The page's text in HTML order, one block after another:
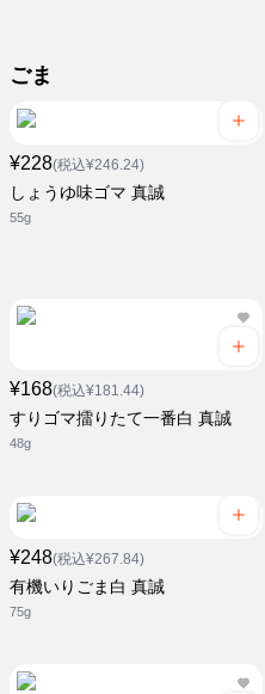
ごま
¥228(税込¥246.24)
しょうゆ味ゴマ 真誠
55g
¥168(税込¥181.44)
すりゴマ擂りたて一番白 真誠
48g
¥248(税込¥267.84)
有機いりごま白 真誠
75g